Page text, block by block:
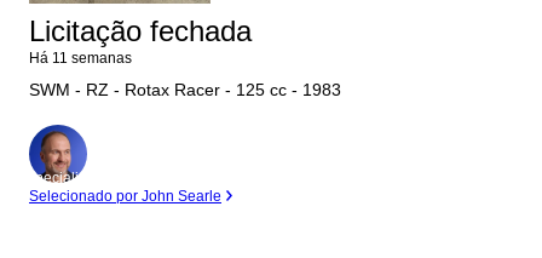
Licitação fechada
Há 11 semanas
SWM - RZ - Rotax Racer - 125 cc - 1983
Especialista
Selecionado por John Searle